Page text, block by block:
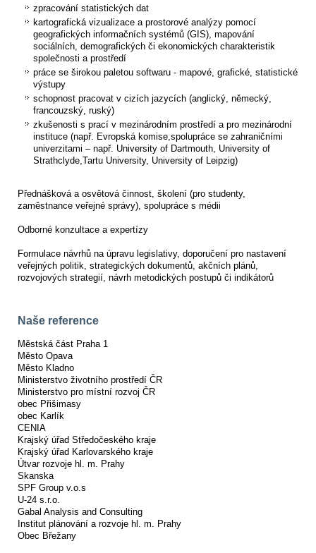
zpracování statistických dat
kartografická vizualizace a prostorové analýzy pomocí
geografických informačních systémů (GIS), mapování
sociálních, demografických či ekonomických charakteristik
společnosti a prostředí
práce se širokou paletou softwaru - mapové, grafické, statistické
výstupy
schopnost pracovat v cizích jazycích (anglický, německý,
francouzský, ruský)
zkušenosti s prací v mezinárodním prostředí a pro mezinárodní
instituce (např. Evropská komise,spolupráce se zahraničními
univerzitami – např. University of Dartmouth, University of
Strathclyde,Tartu University, University of Leipzig)
Přednášková a osvětová činnost, školení (pro studenty,
zaměstnance veřejné správy), spolupráce s médii
Odborné konzultace a expertízy
Formulace návrhů na úpravu legislativy, doporučení pro nastavení
veřejných politik, strategických dokumentů, akčních plánů,
rozvojových strategií, návrh metodických postupů či indikátorů
Naše reference
Městská část Praha 1
Město Opava
Město Kladno
Ministerstvo životního prostředí ČR
Ministerstvo pro místní rozvoj ČR
obec Přišimasy
obec Karlík
CENIA
Krajský úřad Středočeského kraje
Krajský úřad Karlovarského kraje
Útvar rozvoje hl. m. Prahy
Skanska
SPF Group v.o.s
U-24 s.r.o.
Gabal Analysis and Consulting
Institut plánování a rozvoje hl. m. Prahy
Obec Břežany